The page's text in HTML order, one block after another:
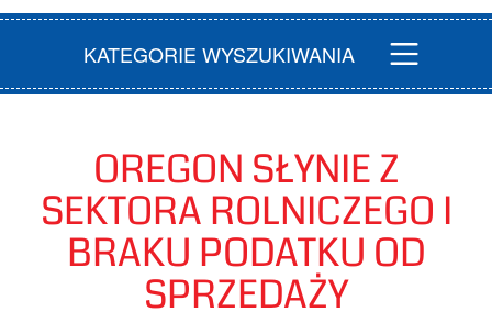
KATEGORIE WYSZUKIWANIA
OREGON SŁYNIE Z
SEKTORA ROLNICZEGO I
BRAKU PODATKU OD
SPRZEDAŻY